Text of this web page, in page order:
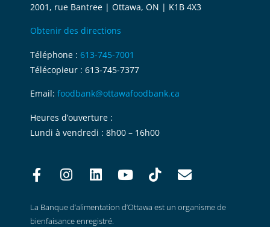
2001, rue Bantree | Ottawa, ON | K1B 4X3
Obtenir des directions
Téléphone : 613-745-7001
Télécopieur : 613-745-7377
Email: foodbank@ottawafoodbank.ca
Heures d’ouverture :
Lundi à vendredi : 8h00 – 16h00
La Banque d’alimentation d’Ottawa est un organisme de
bienfaisance enregistré.